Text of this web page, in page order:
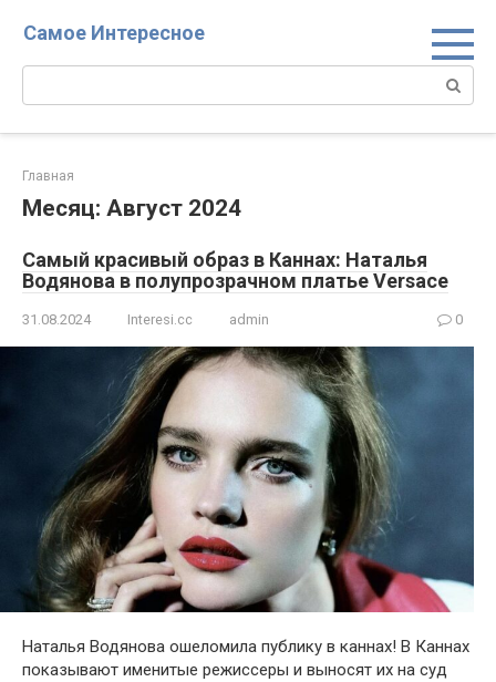
Самое Интересное
Поиск:
Главная
Месяц: Август 2024
Самый красивый образ в Каннах: Наталья
Водянова в полупрозрачном платье Versace
31.08.2024 Interesi.cc admin 0
Наталья Водянова ошеломила публику в каннах! В Каннах
показывают именитые режиссеры и выносят их на суд